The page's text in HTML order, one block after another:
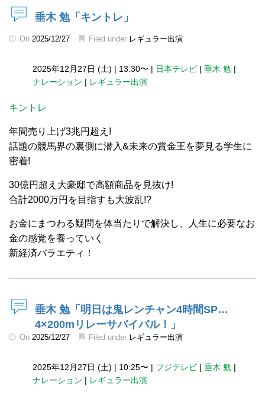
垂木 勉「キントレ」
On 2025/12/27 Filed under レギュラー出演
2025年12月27日 (土) | 13:30〜 | 日本テレビ | 垂木 勉 |
ナレーション | レギュラー出演
キントレ
年間売り上げ3兆円超え!
話題の競馬界の裏側に潜入&未来の賞金王を夢見る学生に
密着!
30億円超え大豪邸で高額商品を見抜け!
合計2000万円を目指すも大波乱!?
お金にまつわる疑問を体当たりで解決し、人生に必要なお
金の感覚を養っていく
新経済バラエティ！
垂木 勉「明日は鬼レンチャン4時間SP…
4×200mリレーサバイバル！」
On 2025/12/27 Filed under レギュラー出演
2025年12月27日 (土) | 10:25〜 | フジテレビ | 垂木 勉 |
ナレーション | レギュラー出演